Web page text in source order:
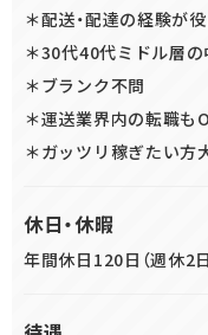
＊配送・配達の経験が役
＊30代40代ミドル層
＊ブランク不問
＊運送業界内の転職も
＊ガッツリ稼ぎたい方
休日・休暇
年間休日120日（週休2